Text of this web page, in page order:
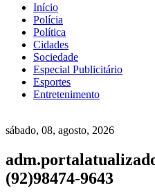
Início
Polícia
Política
Cidades
Sociedade
Especial Publicitário
Esportes
Entretenimento
sábado, 08, agosto, 2026
(92)98474-9643